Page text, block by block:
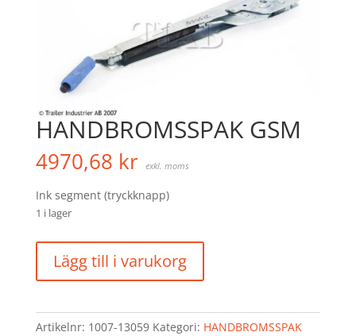
HANDBROMSSPAK GSM
4970,68 kr exkl. moms
Ink segment (tryckknapp)
1 i lager
GSMLägg till i varukorg
Artikelnr: 1007-13059 Kategori: HANDBROMSSPAK